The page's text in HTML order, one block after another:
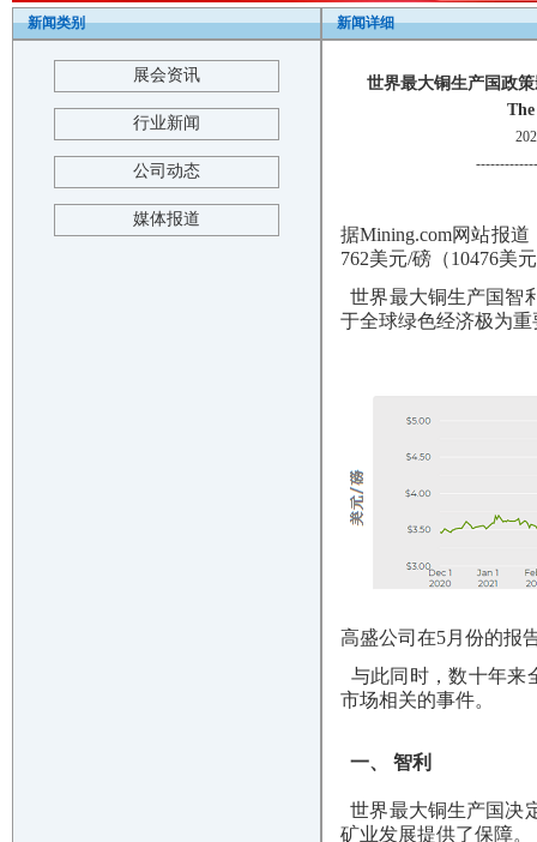
新闻类别
展会资讯
行业新闻
公司动态
媒体报道
新闻详细
世界最大铜生产国政
据Mining.com网站报
762美元/磅（10476美
世界最大铜生产国智
于全球绿色经济极为
高盛公司在5月份的报
与此同时，数十年来
市场相关的事件。
一、 智利
世界最大铜生产国决
矿业发展提供了保障。